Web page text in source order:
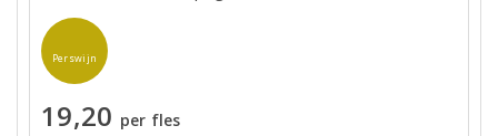
Perswijn
19,20 per fles